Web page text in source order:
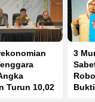
Turun 10,02
3